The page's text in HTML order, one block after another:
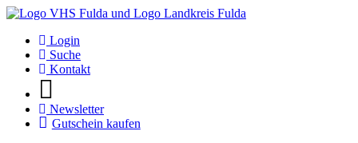
Login
Suche
Kontakt
Newsletter
Gutschein kaufen